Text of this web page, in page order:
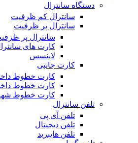
دستگاه سانترال
سانترال کم ظرفیت
سانترال پر ظرفیت
سانترال پر ظرفیت
کارت های سانترال
لاینسس
کارت جانبی
کارت خطوط داخلی
کارت خطوط داخلی
کارت خطوط شهری
تلفن سانترال
تلفن آی پی
تلفن دیجیتال
تلفن هایبرید